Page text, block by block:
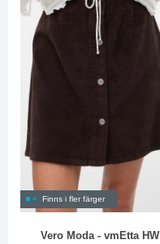
Finns i fler färger
Vero Moda - vmEtta HW